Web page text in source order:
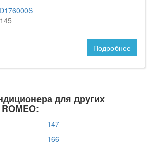
Подробнее
для других
147
166